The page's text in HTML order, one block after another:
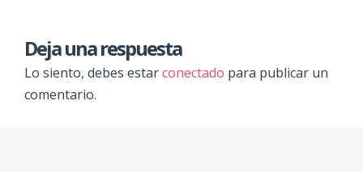
Deja una respuesta
Lo siento, debes estarconectado para publicar un
comentario.